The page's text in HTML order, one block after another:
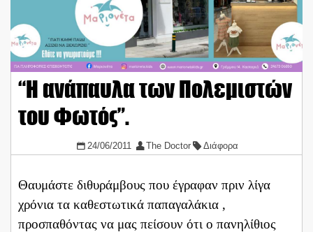
“Η ανάπαυλα των Πολεμιστών
του Φωτός”.
24/06/2011 The Doctor Διάφορα
Θαυμάστε διθυράμβους που έγραφαν πριν λίγα
χρόνια τα καθεστωτικά παπαγαλάκια ,
προσπαθόντας να μας πείσουν ότι ο πανηλίθιος